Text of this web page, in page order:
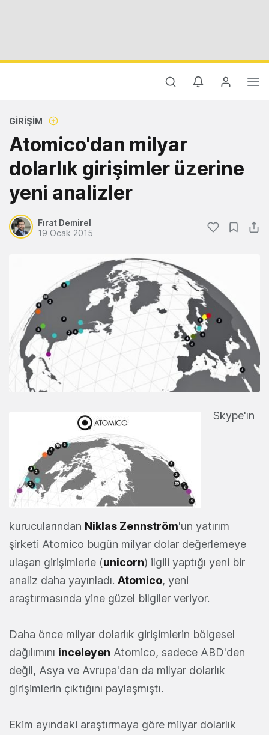
GIRIŞIM
Atomico'dan milyar
dolarlık girişimler üzerine
yeni analizler
Fırat Demirel
19 Ocak 2015
Skype'ın
kurucularından Niklas Zennström'un yatırım
şirketi Atomico bugün milyar dolar değerlemeye
ulaşan girişimlerle (unicorn) ilgili yaptığı yeni bir
analiz daha yayınladı. Atomico, yeni
araştırmasında yine güzel bilgiler veriyor.
Daha önce milyar dolarlık girişimlerin bölgesel
dağılımını inceleyen Atomico, sadece ABD'den
değil, Asya ve Avrupa'dan da milyar dolarlık
girişimlerin çıktığını paylaşmıştı.
Ekim ayındaki araştırmaya göre milyar dolarlık